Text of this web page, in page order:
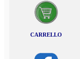
CARRELLO